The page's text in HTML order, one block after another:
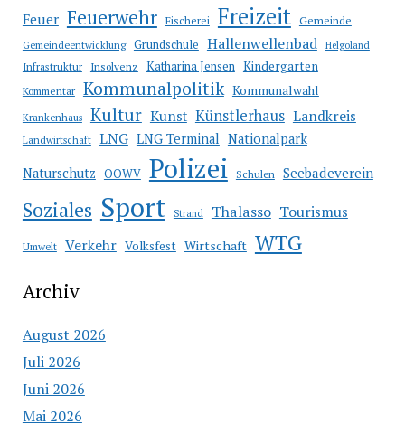
Feuer Feuerwehr Fischerei Freizeit Gemeinde
Gemeindeentwicklung Grundschule Hallenwellenbad Helgoland
Infrastruktur Insolvenz Katharina Jensen Kindergarten
Kommentar Kommunalpolitik Kommunalwahl
Krankenhaus Kultur Kunst Künstlerhaus Landkreis
Landwirtschaft LNG LNG Terminal Nationalpark
Naturschutz OOWV Polizei Schulen Seebadeverein
Soziales Sport Strand Thalasso Tourismus
Umwelt Verkehr Volksfest Wirtschaft WTG
Archiv
August 2026
Juli 2026
Juni 2026
Mai 2026